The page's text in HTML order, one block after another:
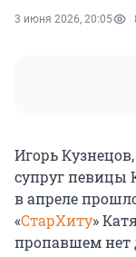
3 июня 2026, 20:05
Игорь
супруг певицы
в апреле
«СтарХиту»
пропавшем нет